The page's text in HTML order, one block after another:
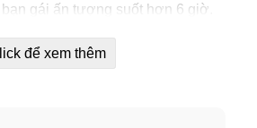
gái ấn tượng suốt hơn 6 giờ.
của nước xịt thơm toàn thân Bath
tinh chất lô hội Aloe Vera giúp
để xem thêm